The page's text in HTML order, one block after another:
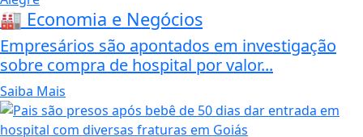
🏭 Economia e Negócios
Empresários são apontados em investigação
sobre compra de hospital por valor...
Saiba Mais